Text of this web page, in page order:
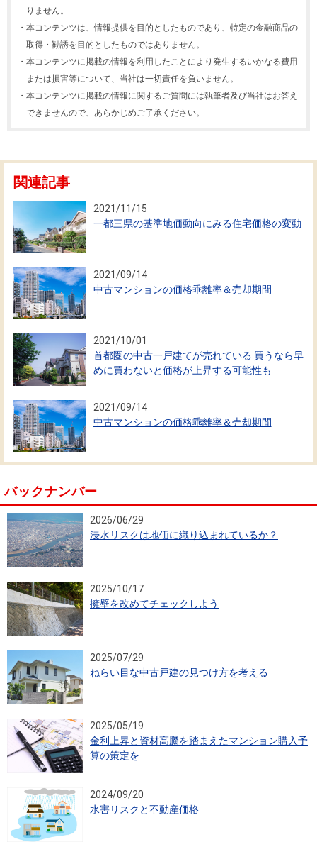
りません。
・ 本コンテンツは、情報提供を目的としたものであり、特定の金融商品の
取得・勧誘を目的としたものではありません。
・ 本コンテンツに掲載の情報を利用したことにより発生するいかなる費用
または損害等について、当社は一切責任を負いません。
・ 本コンテンツに掲載の情報に関するご質問には執筆者及び当社はお答え
できませんので、あらかじめご了承ください。
関連記事
2021/11/15
一都三県の基準地価動向にみる住宅価格の変動
2021/09/14
中古マンションの価格乖離率＆売却期間
2021/10/01
首都圏の中古一戸建てが売れている 買うなら早
めに買わないと価格が上昇する可能性も
2021/09/14
中古マンションの価格乖離率＆売却期間
バックナンバー
2026/06/29
浸水リスクは地価に織り込まれているか？
2025/10/17
擁壁を改めてチェックしよう
2025/07/29
ねらい目な中古戸建の見つけ方を考える
2025/05/19
金利上昇と資材高騰を踏まえたマンション購入予
算の策定を
2024/09/20
水害リスクと不動産価格